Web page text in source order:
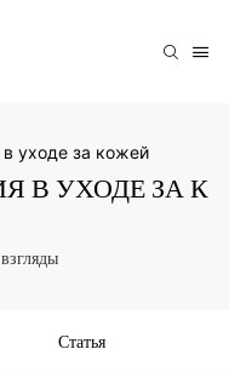
уходе за кожей
В УХОДЕ ЗА К
Статья